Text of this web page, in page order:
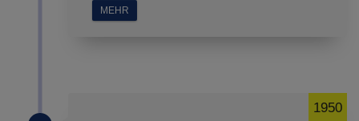
MEHR
1950